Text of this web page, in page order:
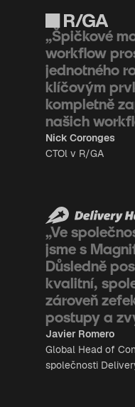
„Špičkové
workflow
jednotného
klíčovým
kompletně
našich
Nick Coronges
CTOl v R/GA
„Ve
jsme s
Důsledně
kvalitní,
zároveň
postupy a
Javier Romero
Global Head of
společnosti